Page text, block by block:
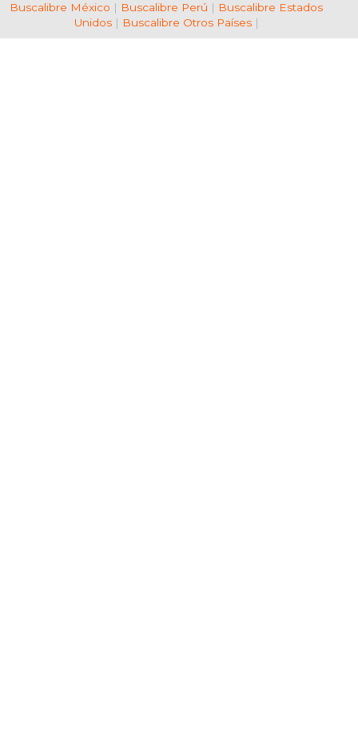
Buscalibre México | Buscalibre Perú | Buscalibre Estados
Unidos| Buscalibre Otros Países|